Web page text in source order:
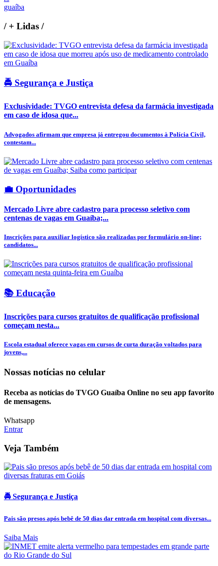
guaíba
/+ Lidas /
🚔 Segurança e Justiça
Exclusividade: TVGO entrevista defesa da farmácia investigada
em caso de idosa que...
Advogados afirmam que empresa já entregou documentos à Polícia Civil,
contestam...
💼 Oportunidades
Mercado Livre abre cadastro para processo seletivo com
centenas de vagas em Guaíba;...
Inscrições para auxiliar logístico são realizadas por formulário on-line;
candidatos...
📚 Educação
Inscrições para cursos gratuitos de qualificação profissional
começam nesta...
Escola estadual oferece vagas em cursos de curta duração voltados para
jovens,...
Nossas notícias no celular
Receba as notícias do TVGO Guaíba Online no seu app favorito
de mensagens.
Whatsapp
Entrar
Veja Também
🚔 Segurança e Justiça
Pais são presos após bebê de 50 dias dar entrada em hospital com diversas...
Saiba Mais